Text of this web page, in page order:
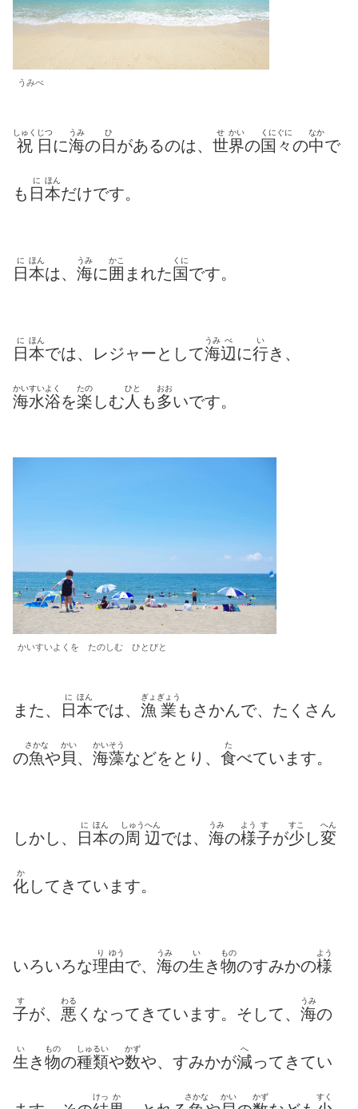
うみべ
祝
しゅく
日
じつ
に海
うみ
の 日
ひ
があるのは、 世
せ
界
かい
の国々
くにぐに
の中
なか
で
も 日
に
本
ほん
だけです。
日
に
本
ほん
は、 海
うみ
に 囲
かこ
まれた 国
くに
です。
日
に
本
ほん
では、レジャーとして海
うみ
辺
べ
に行
い
き、
海水浴
かいすいよく
を楽
たの
しむ 人
ひと
も多
おお
いです。
かいすいよくを たのしむ ひとびと
また、 日
に
本
ほん
では、 漁
ぎょ
業
ぎょう
もさかんで、たくさん
の魚
さかな
や 貝
かい
、 海藻
かいそう
などをとり、 食
た
べています。
しかし、 日
に
本
ほん
の周
しゅう
辺
へん
では、 海
うみ
の様
よう
子
す
が少
すこ
し変
へん
化
か
してきています。
いろいろな理
り
由
ゆう
で、 海
うみ
の生
い
き物
もの
のすみかの様
よう
子
す
が、 悪
わる
くなってきています。そして、 海
うみ
の
生
い
き物
もの
の種類
しゅるい
や数
かず
や、すみかが減
へ
ってきてい
けっ か さかな かい かず すく